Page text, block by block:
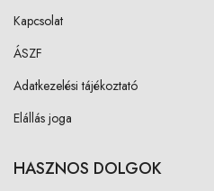
Kapcsolat
ÁSZF
Adatkezelési tájékoztató
Elállás joga
HASZNOS DOLGOK